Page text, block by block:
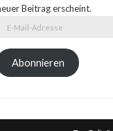
Beitrag erscheint.
Adresse
Abonnieren